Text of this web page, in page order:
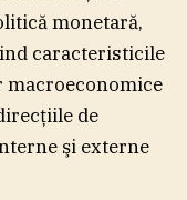
monetară,
caracteristicile
macroeconomice
de
şi externe